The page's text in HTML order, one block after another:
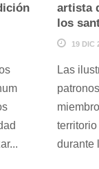
artista
los
19 DIC
Las
durante